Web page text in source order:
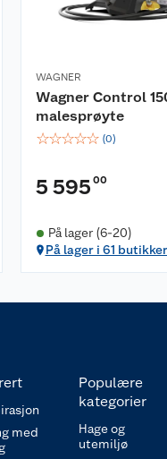
WAGNER
Wagner Control
malesprøyte
☆☆☆☆☆ (0)
5 595 00
På lager (6-20)
På lager i 61 butikker
med
Populære
kategorier
Hage og
utemiljø